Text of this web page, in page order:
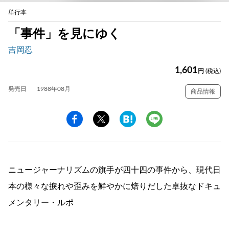
単行本
「事件」を見にゆく
吉岡忍
1,601 円 (税込)
発売日 1988年08月 商品情報
ニュージャーナリズムの旗手が四十四の事件から、現代日
本の様々な捩れや歪みを鮮やかに焙りだした卓抜なドキュ
メンタリー・ルポ